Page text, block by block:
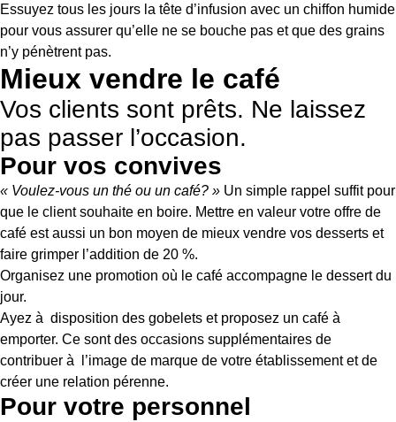
Essuyez tous les jours la tête d’infusion avec un chiffon humide
pour vous assurer qu’elle ne se bouche pas et que des grains
n’y pénètrent pas.
Mieux vendre le café
Vos clients sont prêts. Ne laissez
pas passer l’occasion.
Pour vos convives
« Voulez-vous un thé ou un café? » Un simple rappel suffit pour
que le client souhaite en boire. Mettre en valeur votre offre de
café est aussi un bon moyen de mieux vendre vos desserts et
faire grimper l’addition de 20 %.
Organisez une promotion où le café accompagne le dessert du
jour.
Ayez à disposition des gobelets et proposez un café à
emporter. Ce sont des occasions supplémentaires de
contribuer à l’image de marque de votre établissement et de
créer une relation pérenne.
Pour votre personnel